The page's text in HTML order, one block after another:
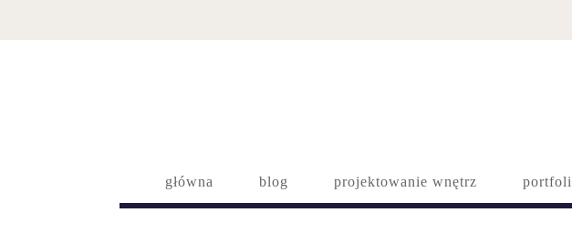
główna blog projektowanie wnętrz